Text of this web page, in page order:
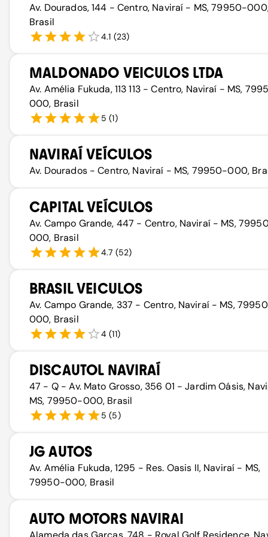
Av. Dourados, 144 - Centro, Naviraí - MS, 79950-
Brasil
4.1 (23)
MALDONADO VEICULOS LTDA
Av. Amélia Fukuda, 113 113 - Centro, Naviraí - MS,
000, Brasil
5 (1)
NAVIRAÍ VEÍCULOS
Av. Dourados - Centro, Naviraí - MS, 79950-000,
CAPITAL VEÍCULOS
Av. Campo Grande, 447 - Centro, Naviraí - MS,
000, Brasil
4.7 (52)
BRASIL VEICULOS
Av. Campo Grande, 337 - Centro, Naviraí - MS,
000, Brasil
4 (11)
DISCAUTOL NAVIRAÍ
47 - Q - Av. Mato Grosso, 356 01 - Jardim Oásis,
MS, 79950-000, Brasil
5 (5)
JG AUTOS
Av. Amélia Fukuda, 1295 - Res. Oasis II, Naviraí - MS,
79950-000, Brasil
AUTO MOTORS NAVIRAI